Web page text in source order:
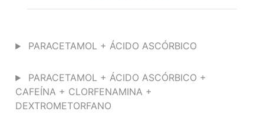
PARACETAMOL + ÁCIDO ASCÓRBICO
PARACETAMOL + ÁCIDO ASCÓRBICO +
CAFEÍNA + CLORFENAMINA +
DEXTROMETORFANO